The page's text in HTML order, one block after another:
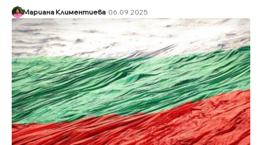
Мариана Климентиева 06.09.2025